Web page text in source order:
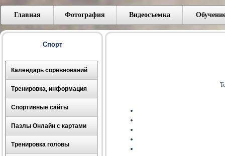
Главная Фотография Видеосъемка
Спорт
Календарь соревнований
Тренировка, информация
Спортивные сайты
Пазлы Онлайн с картами
Тренировка головы